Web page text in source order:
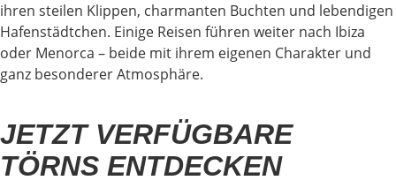
ihren steilen Klippen, charmanten Buchten und lebendigen
Hafenstädtchen. Einige Reisen führen weiter nach Ibiza
oder Menorca – beide mit ihrem eigenen Charakter und
ganz besonderer Atmosphäre.
JETZT VERFÜGBARE
TÖRNS ENTDECKEN